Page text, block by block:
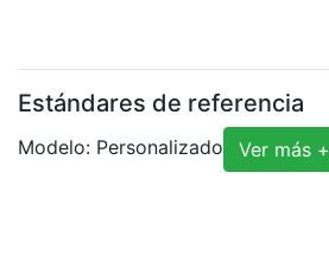
Estándares de referencia
Modelo: Personalizado Ver más +